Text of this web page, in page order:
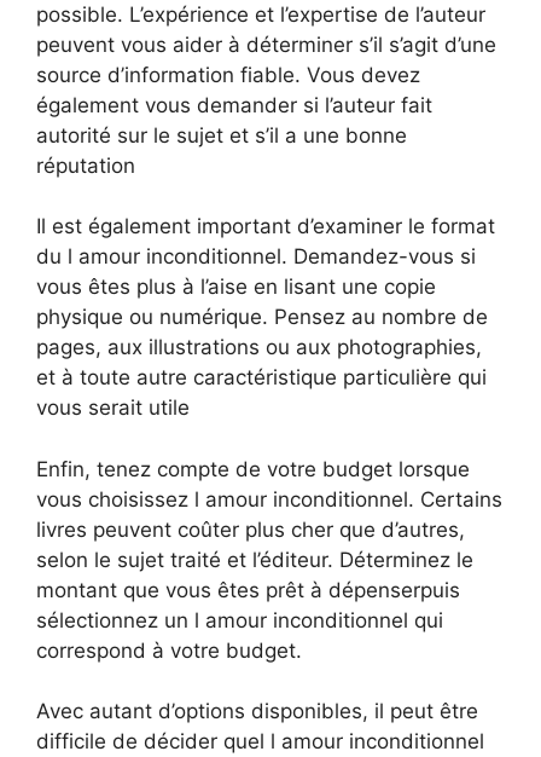
possible. L’expérience et l’expertise de l’auteur
peuvent vous aider à déterminer s’il s’agit d’une
source d’information fiable. Vous devez
également vous demander si l’auteur fait
autorité sur le sujet et s’il a une bonne
réputation
Il est également important d’examiner le format
du l amour inconditionnel. Demandez-vous si
vous êtes plus à l’aise en lisant une copie
physique ou numérique. Pensez au nombre de
pages, aux illustrations ou aux photographies,
et à toute autre caractéristique particulière qui
vous serait utile
Enfin, tenez compte de votre budget lorsque
vous choisissez l amour inconditionnel. Certains
livres peuvent coûter plus cher que d’autres,
selon le sujet traité et l’éditeur. Déterminez le
montant que vous êtes prêt à dépenserpuis
sélectionnez un l amour inconditionnel qui
correspond à votre budget.
Avec autant d’options disponibles, il peut être
difficile de décider quel l amour inconditionnel